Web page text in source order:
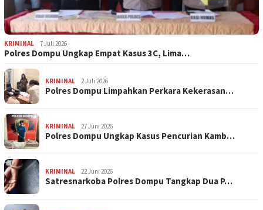
KRIMINAL 7 Juli 2026
Polres Dompu Ungkap Empat Kasus 3C, Lima…
KRIMINAL 2 Juli 2026
Polres Dompu Limpahkan Perkara Kekerasan…
KRIMINAL 27 Juni 2026
Polres Dompu Ungkap Kasus Pencurian Kamb…
KRIMINAL 22 Juni 2026
Satresnarkoba Polres Dompu Tangkap Dua P…